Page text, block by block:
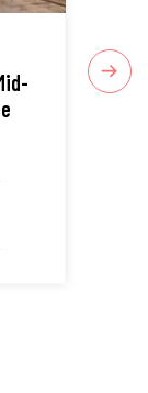
30